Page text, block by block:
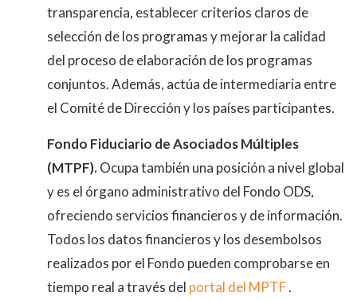
transparencia, establecer criterios claros de
selección de los programas y mejorar la calidad
del proceso de elaboración de los programas
conjuntos. Además, actúa de intermediaria entre
el Comité de Dirección y los países participantes.
Fondo Fiduciario de Asociados Múltiples
(MTPF).Ocupa también una posición a nivel global
y es el órgano administrativo del Fondo ODS,
ofreciendo servicios financieros y de información.
Todos los datos financieros y los desembolsos
realizados por el Fondo pueden comprobarse en
tiempo real a través del portal del MPTF.